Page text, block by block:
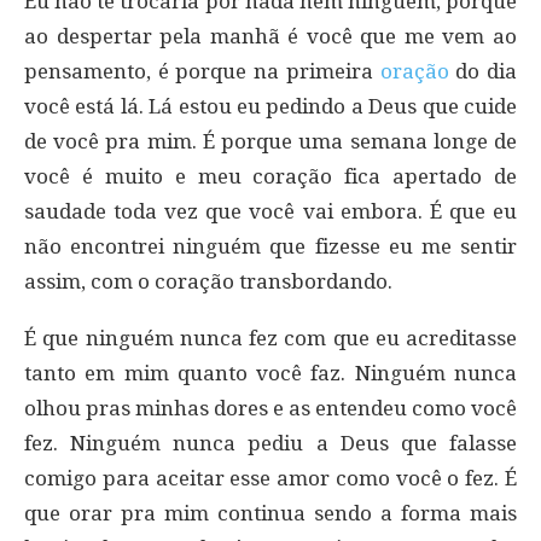
ao despertar pela manhã é você que me vem ao
pensamento, é porque na primeira oração do dia
você está lá. Lá estou eu pedindo a Deus que cuide
de você pra mim. É porque uma semana longe de
você é muito e meu coração fica apertado de
saudade toda vez que você vai embora. É que eu
não encontrei ninguém que fizesse eu me sentir
assim, com o coração transbordando.
É que ninguém nunca fez com que eu acreditasse
tanto em mim quanto você faz. Ninguém nunca
olhou pras minhas dores e as entendeu como você
fez. Ninguém nunca pediu a Deus que falasse
comigo para aceitar esse amor como você o fez. É
que orar pra mim continua sendo a forma mais